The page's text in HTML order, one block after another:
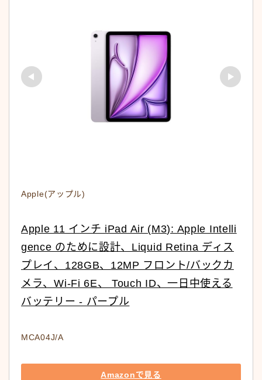
Apple(アップル)
Apple 11 インチ iPad Air (M3): Apple Intelli
gence のために設計、Liquid Retina ディス
プレイ、128GB、12MP フロント/バックカ
メラ、Wi-Fi 6E、 Touch ID、一日中使える
バッテリー - パープル
MCA04J/A
Amazonで見る